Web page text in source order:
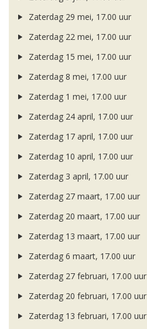
Zaterdag 29 mei, 17.00 uur
Zaterdag 22 mei, 17.00 uur
Zaterdag 15 mei, 17.00 uur
Zaterdag 8 mei, 17.00 uur
Zaterdag 1 mei, 17.00 uur
Zaterdag 24 april, 17.00 uur
Zaterdag 17 april, 17.00 uur
Zaterdag 10 april, 17.00 uur
Zaterdag 3 april, 17.00 uur
Zaterdag 27 maart, 17.00 uur
Zaterdag 20 maart, 17.00 uur
Zaterdag 13 maart, 17.00 uur
Zaterdag 6 maart, 17.00 uur
Zaterdag 27 februari, 17.00 uur
Zaterdag 20 februari, 17.00 uur
Zaterdag 13 februari, 17.00 uur